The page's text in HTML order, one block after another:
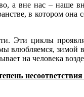
а вне нас – наше
в котором она
Эти циклы
зимой
на человека